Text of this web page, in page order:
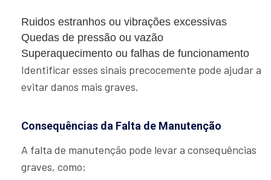
Ruidos estranhos ou vibrações excessivas
Quedas de pressão ou vazão
Superaquecimento ou falhas de funcionamento
Identificar esses sinais precocemente pode ajudar a
evitar danos mais graves.
Consequências da Falta de Manutenção
A falta de manutenção pode levar a consequências
graves, como: